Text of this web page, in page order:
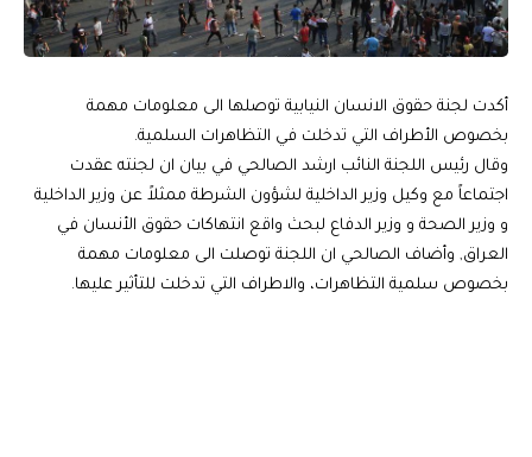
أكدت لجنة حقوق الانسان النيابية توصلها الى معلومات مهمة
بخصوص الأطراف التي تدخلت في التظاهرات السلمية.
وقال رئيس اللجنة النائب ارشد الصالحي في بيان ان لجنته عقدت
اجتماعاً مع وكيل وزير الداخلية لشؤون الشرطة ممثلاً عن وزير الداخلية
و وزير الصحة و وزير الدفاع لبحث واقع انتهاكات حقوق الأنسان في
العراق, وأضاف الصالحي ان اللجنة توصلت الى معلومات مهمة
بخصوص سلمية التظاهرات، والاطراف التي تدخلت للتأثير عليها.